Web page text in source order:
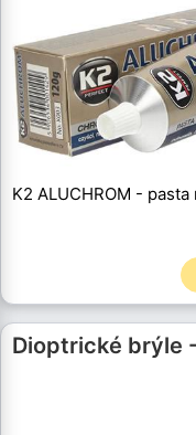
K2 ALUCHROM -
Dioptrické brýle